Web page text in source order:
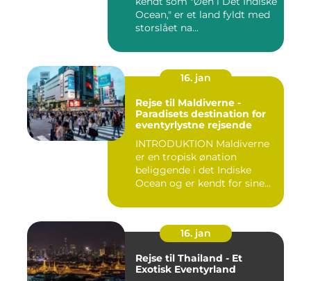
Ocean," er et land fyldt med
storslået na...
16. jan
Rejse til Maldiverne -
Paradisets destination for
eventyrlystne rejsende
INTRODUKTION Maldiverne
er en tropisk ønation
beliggende i det Indiske
Ocean og er kendt for sine
16. jan
Rejse til Thailand - Et
Exotisk Eventyrland